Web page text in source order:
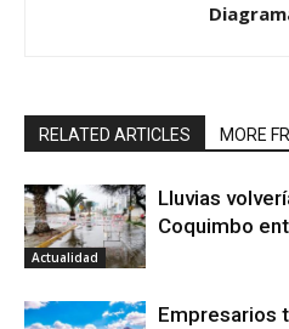
RELATED ARTICLES MORE
Actualidad
Lluvias
Coquimbo
Empresarios